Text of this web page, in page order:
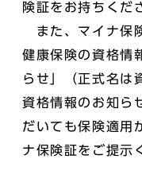
険証をお持ちくだ
また、マイナ保
健康保険の資格情
らせ」（正式名は
資格情報のお知ら
だいても保険適用
ナ保険証をご提示